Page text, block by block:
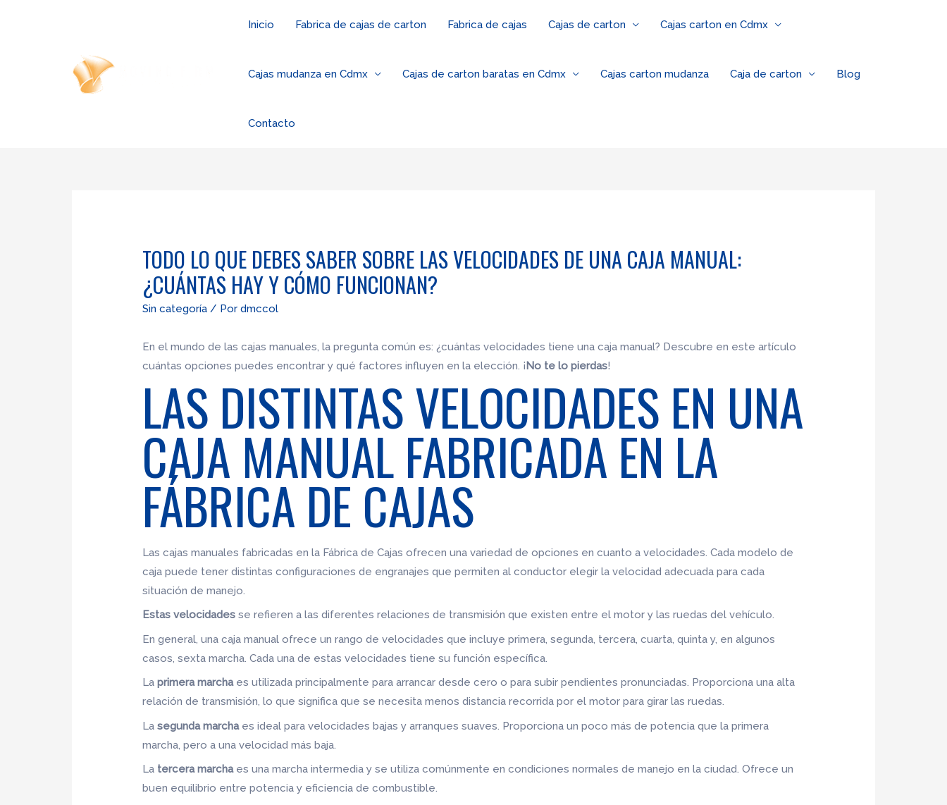
Inicio Fabrica de cajas de carton Fabrica de cajas Cajas de carton Cajas carton en Cdmx
Cajas mudanza en Cdmx Cajas de carton baratas en Cdmx Cajas carton mudanza Caja de carton Blog
Contacto
TODO LO QUE DEBES SABER SOBRE LAS VELOCIDADES DE UNA CAJA MANUAL:
¿CUÁNTAS HAY Y CÓMO FUNCIONAN?
Sin categoría / Pordmccol
En el mundo de las cajas manuales, la pregunta común es: ¿cuántas velocidades tiene una caja manual? Descubre en este artículo
cuántas opciones puedes encontrar y qué factores influyen en la elección. ¡No te lo pierdas!
LAS DISTINTAS VELOCIDADES EN UNA
CAJA MANUAL FABRICADA EN LA
FÁBRICA DE CAJAS
Las cajas manuales fabricadas en la Fábrica de Cajas ofrecen una variedad de opciones en cuanto a velocidades. Cada modelo de
caja puede tener distintas configuraciones de engranajes que permiten al conductor elegir la velocidad adecuada para cada
situación de manejo.
Estas velocidades se refieren a las diferentes relaciones de transmisión que existen entre el motor y las ruedas del vehículo.
En general, una caja manual ofrece un rango de velocidades que incluye primera, segunda, tercera, cuarta, quinta y, en algunos
casos, sexta marcha. Cada una de estas velocidades tiene su función específica.
Laprimera marchaes utilizada principalmente para arrancar desde cero o para subir pendientes pronunciadas. Proporciona una alta
relación de transmisión, lo que significa que se necesita menos distancia recorrida por el motor para girar las ruedas.
Lasegunda marchaes ideal para velocidades bajas y arranques suaves. Proporciona un poco más de potencia que la primera
marcha, pero a una velocidad más baja.
La tercera marchaes una marcha intermedia y se utiliza comúnmente en condiciones normales de manejo en la ciudad. Ofrece un
buen equilibrio entre potencia y eficiencia de combustible.